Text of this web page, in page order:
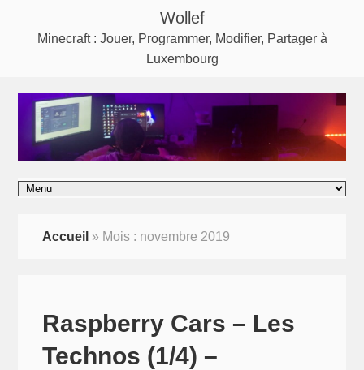
Wollef
Minecraft : Jouer, Programmer, Modifier, Partager à
Luxembourg
Accueil » Mois : novembre 2019
Raspberry Cars – Les
Technos (1/4) –